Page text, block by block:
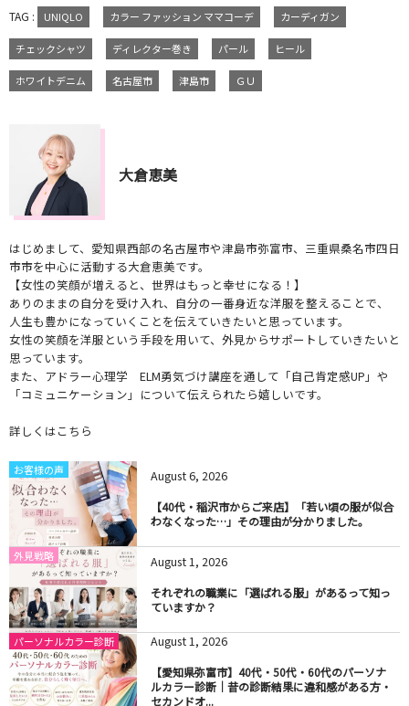
TAG : UNIQLO カラー ファッション ママコーデ カーディガン
チェックシャツ ディレクター巻き パール ヒール
ホワイトデニム 名古屋市 津島市 ＧＵ
大倉恵美
はじめまして、愛知県西部の名古屋市や津島市弥富市、三重県桑名市四日
市市を中心に活動する大倉恵美です。
【女性の笑顔が増えると、世界はもっと幸せになる！】
ありのままの自分を受け入れ、自分の一番身近な洋服を整えることで、
人生も豊かになっていくことを伝えていきたいと思っています。
女性の笑顔を洋服という手段を用いて、外見からサポートしていきたいと
思っています。
また、アドラー心理学 ELM勇気づけ講座を通して「自己肯定感UP」や
「コミュニケーション」について伝えられたら嬉しいです。
詳しくはこちら
お客様の声 August6, 2026
【40代・稲沢市からご来店】「若い頃の服が似合
わなくなった…」その理由が分かりました。
外見戦略 August1, 2026
それぞれの職業に「選ばれる服」があるって知っ
ていますか？
パーソナルカラー診断 August1, 2026
【愛知県弥富市】40代・50代・60代のパーソナ
ルカラー診断｜昔の診断結果に違和感がある方・
セカンドオ...